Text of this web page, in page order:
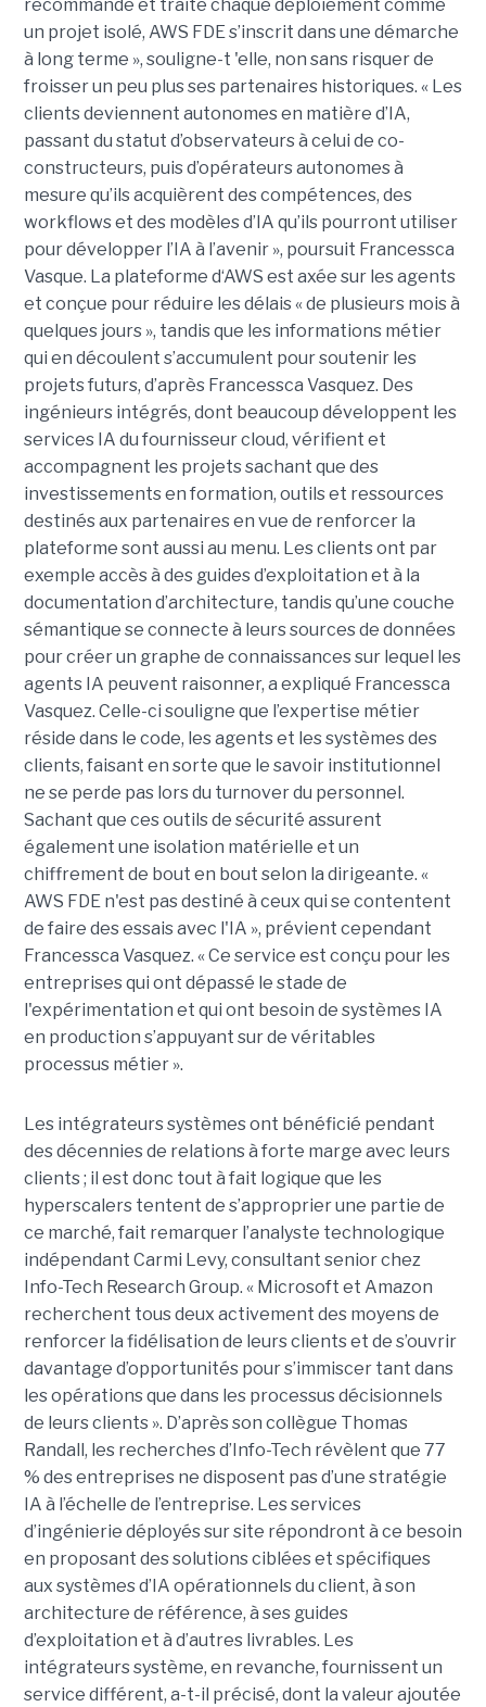
recommande et traite chaque déploiement comme
un projet isolé, AWS FDE s’inscrit dans une démarche
à long terme », souligne-t 'elle, non sans risquer de
froisser un peu plus ses partenaires historiques. « Les
clients deviennent autonomes en matière d’IA,
passant du statut d’observateurs à celui de co-
constructeurs, puis d’opérateurs autonomes à
mesure qu’ils acquièrent des compétences, des
workflows et des modèles d’IA qu’ils pourront utiliser
pour développer l’IA à l’avenir », poursuit Francessca
Vasque. La plateforme d‘AWS est axée sur les agents
et conçue pour réduire les délais « de plusieurs mois à
quelques jours », tandis que les informations métier
qui en découlent s’accumulent pour soutenir les
projets futurs, d’après Francessca Vasquez. Des
ingénieurs intégrés, dont beaucoup développent les
services IA du fournisseur cloud, vérifient et
accompagnent les projets sachant que des
investissements en formation, outils et ressources
destinés aux partenaires en vue de renforcer la
plateforme sont aussi au menu. Les clients ont par
exemple accès à des guides d’exploitation et à la
documentation d’architecture, tandis qu’une couche
sémantique se connecte à leurs sources de données
pour créer un graphe de connaissances sur lequel les
agents IA peuvent raisonner, a expliqué Francessca
Vasquez. Celle-ci souligne que l’expertise métier
réside dans le code, les agents et les systèmes des
clients, faisant en sorte que le savoir institutionnel
ne se perde pas lors du turnover du personnel.
Sachant que ces outils de sécurité assurent
également une isolation matérielle et un
chiffrement de bout en bout selon la dirigeante. «
AWS FDE n'est pas destiné à ceux qui se contentent
de faire des essais avec l'IA », prévient cependant
Francessca Vasquez. « Ce service est conçu pour les
entreprises qui ont dépassé le stade de
l'expérimentation et qui ont besoin de systèmes IA
en production s’appuyant sur de véritables
processus métier ».
Les intégrateurs systèmes ont bénéficié pendant
des décennies de relations à forte marge avec leurs
clients ; il est donc tout à fait logique que les
hyperscalers tentent de s’approprier une partie de
ce marché, fait remarquer l’analyste technologique
indépendant Carmi Levy, consultant senior chez
Info-Tech Research Group. « Microsoft et Amazon
recherchent tous deux activement des moyens de
renforcer la fidélisation de leurs clients et de s’ouvrir
davantage d’opportunités pour s’immiscer tant dans
les opérations que dans les processus décisionnels
de leurs clients ». D’après son collègue Thomas
Randall, les recherches d’Info-Tech révèlent que 77
% des entreprises ne disposent pas d’une stratégie
IA à l’échelle de l’entreprise. Les services
d’ingénierie déployés sur site répondront à ce besoin
en proposant des solutions ciblées et spécifiques
aux systèmes d’IA opérationnels du client, à son
architecture de référence, à ses guides
d’exploitation et à d’autres livrables. Les
intégrateurs système, en revanche, fournissent un
service différent, a-t-il précisé, dont la valeur ajoutée